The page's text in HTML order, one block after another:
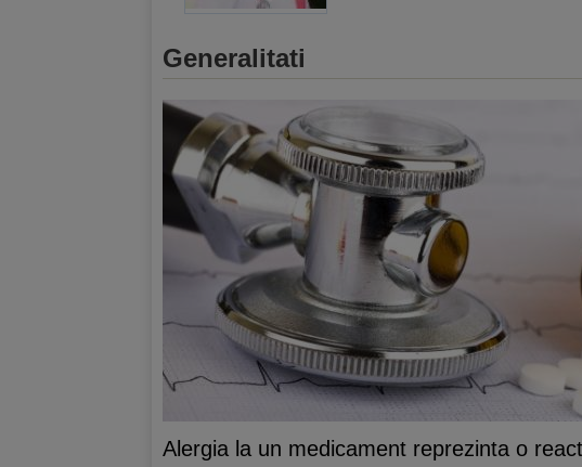
Generalitati
Alergia la un medicament reprezinta o